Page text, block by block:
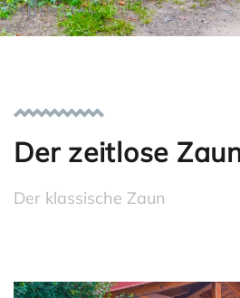
Der zeitlose
Der klassische Zaun